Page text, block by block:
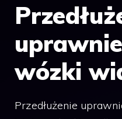
wózki
Przedłużenie